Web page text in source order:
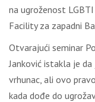
na ugroženost
Facility za zapadni
Otvarajući seminar
Janković istakla je
vrhunac, ali ovo
kada dođe do